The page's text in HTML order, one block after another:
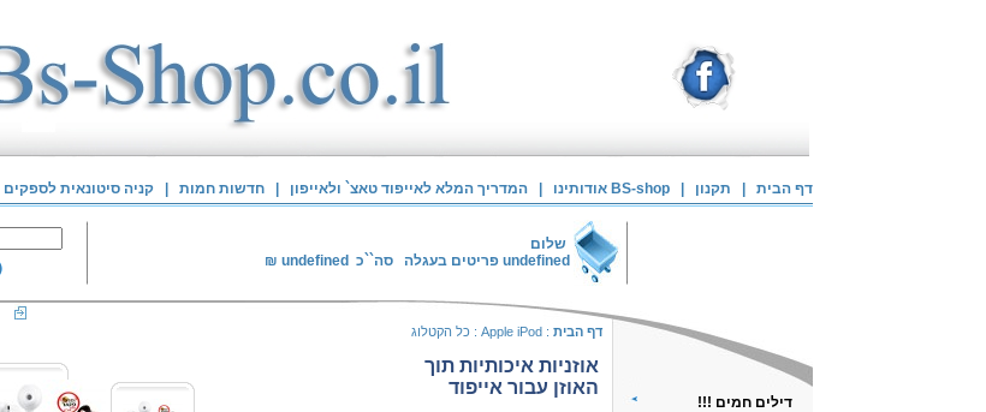
דף הבית תקנון אודותינו BS-shop המדריך המלא לאייפוד טאצ` ולאייפון חדשות חמות קניה סיטונאית לספקים
שלום
undefined פריטים בעגלה סה``כ undefined
₪
דף הבית :
Apple iPod
:כל הקטלוג
אוזניות איכותיות תוך
האוזן עבור אייפוד
דילים חמים !!!